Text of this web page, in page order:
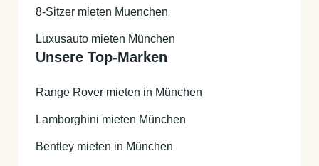
8-Sitzer mieten Muenchen
Luxusauto mieten München
Unsere Top-Marken
Range Rover mieten in München
Lamborghini mieten München
Bentley mieten in München